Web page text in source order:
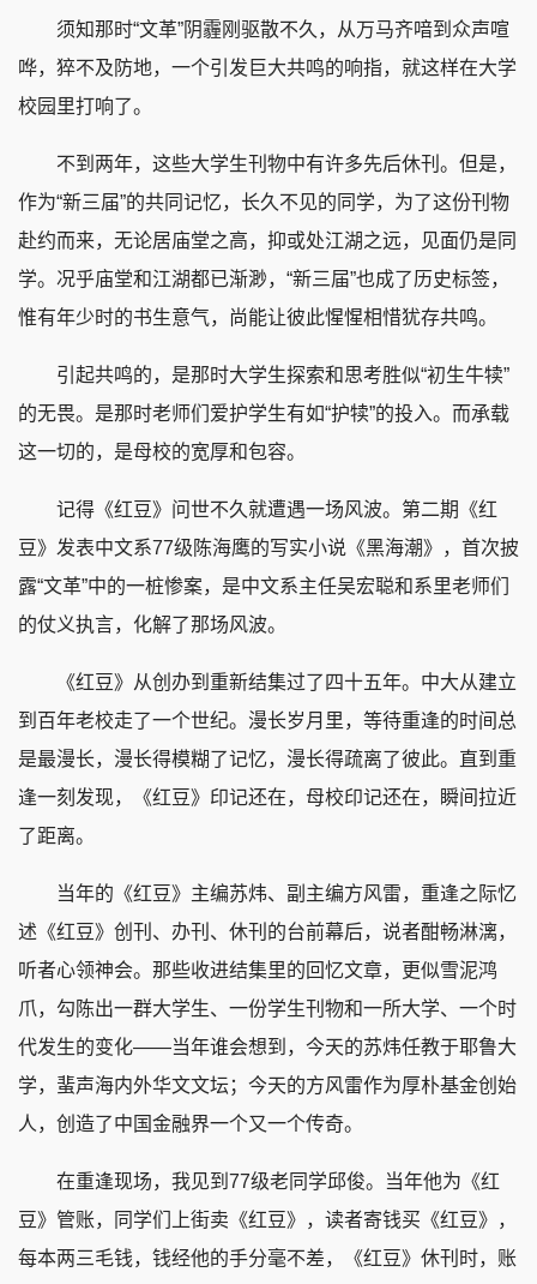
须知那时“文革”阴霾刚驱散不久，从万马齐喑到众声喧
哗，猝不及防地，一个引发巨大共鸣的响指，就这样在大学
校园里打响了。
不到两年，这些大学生刊物中有许多先后休刊。但是，
作为“新三届”的共同记忆，长久不见的同学，为了这份刊物
赴约而来，无论居庙堂之高，抑或处江湖之远，见面仍是同
学。况乎庙堂和江湖都已渐渺，“新三届”也成了历史标签，
惟有年少时的书生意气，尚能让彼此惺惺相惜犹存共鸣。
引起共鸣的，是那时大学生探索和思考胜似“初生牛犊”
的无畏。是那时老师们爱护学生有如“护犊”的投入。而承载
这一切的，是母校的宽厚和包容。
记得《红豆》问世不久就遭遇一场风波。第二期《红
豆》发表中文系77级陈海鹰的写实小说《黑海潮》，首次披
露“文革”中的一桩惨案，是中文系主任吴宏聪和系里老师们
的仗义执言，化解了那场风波。
《红豆》从创办到重新结集过了四十五年。中大从建立
到百年老校走了一个世纪。漫长岁月里，等待重逢的时间总
是最漫长，漫长得模糊了记忆，漫长得疏离了彼此。直到重
逢一刻发现，《红豆》印记还在，母校印记还在，瞬间拉近
了距离。
当年的《红豆》主编苏炜、副主编方风雷，重逢之际忆
述《红豆》创刊、办刊、休刊的台前幕后，说者酣畅淋漓，
听者心领神会。那些收进结集里的回忆文章，更似雪泥鸿
爪，勾陈出一群大学生、一份学生刊物和一所大学、一个时
代发生的变化——当年谁会想到，今天的苏炜任教于耶鲁大
学，蜚声海内外华文文坛；今天的方风雷作为厚朴基金创始
人，创造了中国金融界一个又一个传奇。
在重逢现场，我见到77级老同学邱俊。当年他为《红
豆》管账，同学们上街卖《红豆》，读者寄钱买《红豆》，
每本两三毛钱，钱经他的手分毫不差，《红豆》休刊时，账